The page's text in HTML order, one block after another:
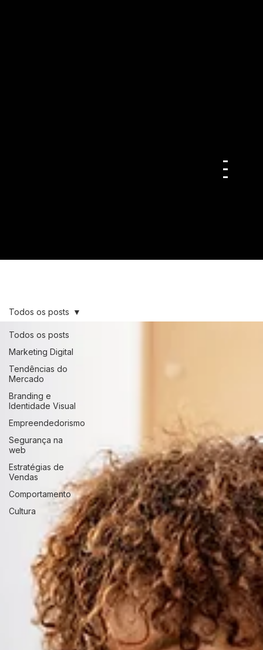
Todos os posts
Marketing Digital
Tendências do
Mercado
Branding e
Identidade Visual
Empreendedorismo
Segurança na
web
Estratégias de
Vendas
Comportamento
Cultura
Todos os posts